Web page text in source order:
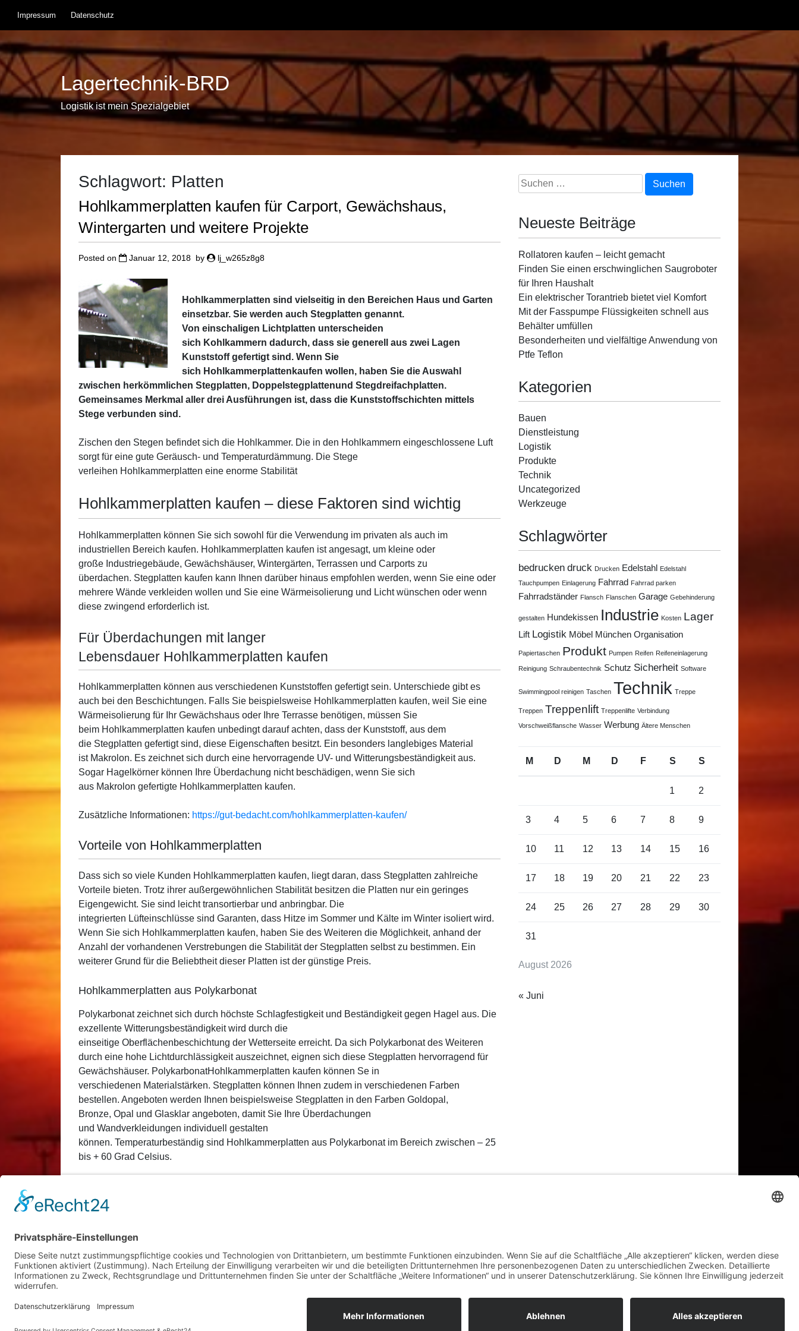
Impressum Datenschutz
Lagertechnik-BRD
Logistik ist mein Spezialgebiet
Schlagwort: Platten
Hohlkammerplatten kaufen für Carport, Gewächshaus,
Wintergarten und weitere Projekte
Posted on Januar 12, 2018 by lj_w265z8g8
Hohlkammerplatten sind vielseitig in den Bereichen Haus und Garten
einsetzbar. Sie werden auch Stegplatten genannt.
Von einschaligen Lichtplatten unterscheiden
sich Kohlkammern dadurch, dass sie generell aus zwei Lagen
Kunststoff gefertigt sind. Wenn Sie
sich Hohlkammerplattenkaufen wollen, haben Sie die Auswahl
zwischen herkömmlichen Stegplatten, Doppelstegplattenund Stegdreifachplatten.
Gemeinsames Merkmal aller drei Ausführungen ist, dass die Kunststoffschichten mittels
Stege verbunden sind.
Zischen den Stegen befindet sich die Hohlkammer. Die in den Hohlkammern eingeschlossene Luft
sorgt für eine gute Geräusch- und Temperaturdämmung. Die Stege
verleihen Hohlkammerplatten eine enorme Stabilität
Hohlkammerplatten kaufen – diese Faktoren sind wichtig
Hohlkammerplatten können Sie sich sowohl für die Verwendung im privaten als auch im
industriellen Bereich kaufen. Hohlkammerplatten kaufen ist angesagt, um kleine oder
große Industriegebäude, Gewächshäuser, Wintergärten, Terrassen und Carports zu
überdachen. Stegplatten kaufen kann Ihnen darüber hinaus empfohlen werden, wenn Sie eine oder
mehrere Wände verkleiden wollen und Sie eine Wärmeisolierung und Licht wünschen oder wenn
diese zwingend erforderlich ist.
Für Überdachungen mit langer
Lebensdauer Hohlkammerplatten kaufen
Hohlkammerplatten können aus verschiedenen Kunststoffen gefertigt sein. Unterschiede gibt es
auch bei den Beschichtungen. Falls Sie beispielsweise Hohlkammerplatten kaufen, weil Sie eine
Wärmeisolierung für Ihr Gewächshaus oder Ihre Terrasse benötigen, müssen Sie
beim Hohlkammerplatten kaufen unbedingt darauf achten, dass der Kunststoff, aus dem
die Stegplatten gefertigt sind, diese Eigenschaften besitzt. Ein besonders langlebiges Material
ist Makrolon. Es zeichnet sich durch eine hervorragende UV- und Witterungsbeständigkeit aus.
Sogar Hagelkörner können Ihre Überdachung nicht beschädigen, wenn Sie sich
aus Makrolon gefertigte Hohlkammerplatten kaufen.
Zusätzliche Informationen: https://gut-bedacht.com/hohlkammerplatten-kaufen/
Vorteile von Hohlkammerplatten
Dass sich so viele Kunden Hohlkammerplatten kaufen, liegt daran, dass Stegplatten zahlreiche
Vorteile bieten. Trotz ihrer außergewöhnlichen Stabilität besitzen die Platten nur ein geringes
Eigengewicht. Sie sind leicht transortierbar und anbringbar. Die
integrierten Lüfteinschlüsse sind Garanten, dass Hitze im Sommer und Kälte im Winter isoliert wird.
Wenn Sie sich Hohlkammerplatten kaufen, haben Sie des Weiteren die Möglichkeit, anhand der
Anzahl der vorhandenen Verstrebungen die Stabilität der Stegplatten selbst zu bestimmen. Ein
weiterer Grund für die Beliebtheit dieser Platten ist der günstige Preis.
Hohlkammerplatten aus Polykarbonat
Polykarbonat zeichnet sich durch höchste Schlagfestigkeit und Beständigkeit gegen Hagel aus. Die
exzellente Witterungsbeständigkeit wird durch die
einseitige Oberflächenbeschichtung der Wetterseite erreicht. Da sich Polykarbonat des Weiteren
durch eine hohe Lichtdurchlässigkeit auszeichnet, eignen sich diese Stegplatten hervorragend für
Gewächshäuser. PolykarbonatHohlkammerplatten kaufen können Se in
verschiedenen Materialstärken. Stegplatten können Ihnen zudem in verschiedenen Farben
bestellen. Angeboten werden Ihnen beispielsweise Stegplatten in den Farben Goldopal,
Bronze, Opal und Glasklar angeboten, damit Sie Ihre Überdachungen
und Wandverkleidungen individuell gestalten
können. Temperaturbeständig sind Hohlkammerplatten aus Polykarbonat im Bereich zwischen – 25
bis + 60 Grad Celsius.
Posted in
Suchen
nach:
Neueste Beiträge
Rollatoren kaufen – leicht gemacht
Finden Sie einen erschwinglichen Saugroboter
für Ihren Haushalt
Ein elektrischer Torantrieb bietet viel Komfort
Mit der Fasspumpe Flüssigkeiten schnell aus
Behälter umfüllen
Besonderheiten und vielfältige Anwendung von
Ptfe Teflon
Kategorien
Bauen
Dienstleistung
Logistik
Produkte
Technik
Uncategorized
Werkzeuge
Schlagwörter
bedrucken druck Drucken Edelstahl
Edelstahl
Tauchpumpen Einlagerung Fahrrad Fahrrad parken
Fahrradständer Flansch Flanschen Garage Gebehinderung
gestalten Hundekissen Industrie Kosten Lager
Lift Logistik Möbel München Organisation
Papiertaschen Produkt Pumpen Reifen Reifeneinlagerung
Reinigung Schraubentechnik Schutz Sicherheit Software
Swimmingpool reinigen Taschen Technik Treppe
Treppen Treppenlift Treppenlifte Verbindung
Vorschweißflansche Wasser Werbung Ältere Menschen
August 2026
M D M D F S S
1 2
3 4 5 6 7 8 9
10 11 12 13 14 15 16
17 18 19 20 21 22 23
24 25 26 27 28 29 30
31
« Juni
Proudly powered by WordPress |Theme: minori